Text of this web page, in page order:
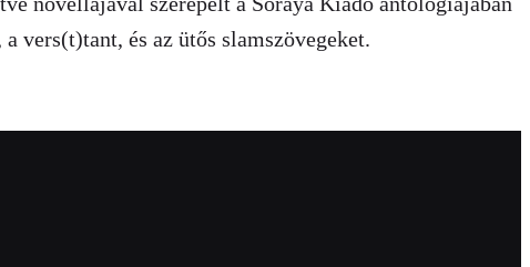
vers(t)tant, és az ütős slamszövegeket.